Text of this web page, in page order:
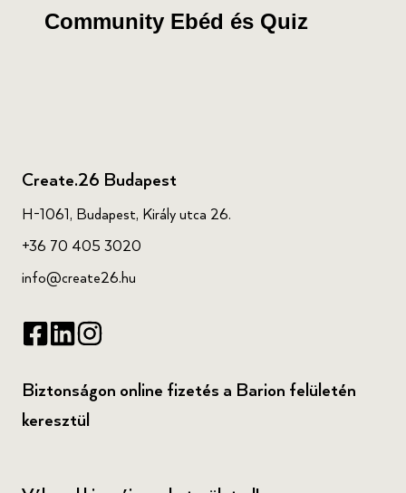
Community Ebéd és Quiz
Create.26 Budapest
H-1061, Budapest, Király utca 26.
+36 70 405 3020
info@create26.hu
Biztonságon online fizetés a Barion felületén
keresztül